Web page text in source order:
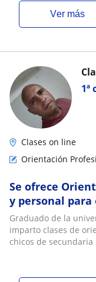
ver más
1ª
Clases on line
Orientación
Se ofrece
y personal
a nivel
Graduado de la
imparto clases de
chicos de secundaria